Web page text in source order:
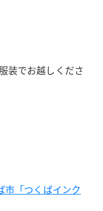
装でお越しくださ
「つくばインク